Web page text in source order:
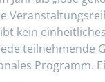
kein
teilnehmende
Programm.